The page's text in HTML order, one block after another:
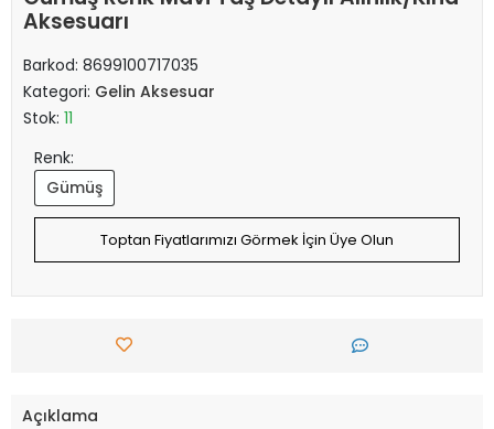
Aksesuarı
Barkod: 8699100717035
Kategori: Gelin Aksesuar
Stok: 11
Renk:
Gümüş
Toptan Fiyatlarımızı Görmek İçin Üye Olun
Açıklama